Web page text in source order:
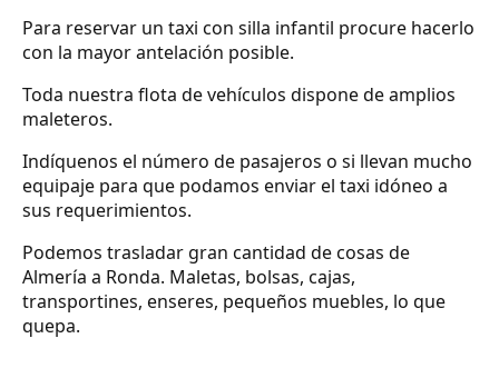
Para reservar un taxi con silla infantil procure hacerlo
con la mayor antelación posible.
Toda nuestra flota de vehículos dispone de amplios
maleteros.
Indíquenos el número de pasajeros o si llevan mucho
equipaje para que podamos enviar el taxi idóneo a
sus requerimientos.
Podemos trasladar gran cantidad de cosas de
Almería a Ronda. Maletas, bolsas, cajas,
transportines, enseres, pequeños muebles, lo que
quepa.